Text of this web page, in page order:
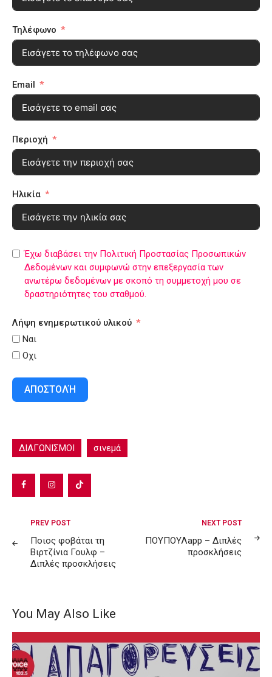
Τηλέφωνο
Email
Περιοχή
Ηλικία
Έχω διαβάσει την Πολιτική Προστασίας Προσωπικών
Δεδομένων και συμφωνώ στην επεξεργασία των
ανωτέρω δεδομένων με σκοπό τη συμμετοχή μου σε
δραστηριότητες του σταθμού.
Λήψη ενημερωτικού υλικού
Ναι
Οχι
ΑΠΟΣΤΟΛΉ
ΔΙΑΓΩΝΙΣΜΟΙ σινεμά
Post
navigation
PREV POST
Ποιος φοβάται τη
Βιρτζίνια Γουλφ –
Διπλές προσκλήσεις
NEXT POST
ΠΟΥΠΟΥΛapp – Διπλές
προσκλήσεις
You May Also Like